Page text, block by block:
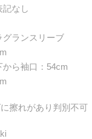
記なし
ランスリーブ
から袖口：54cm
擦れがあり判別不可